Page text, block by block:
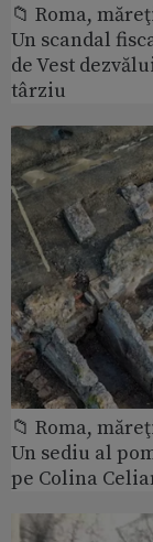
📁 Roma,
Un scandal
de Vest
târziu
📁 Roma,
Un sediu al
pe Colina